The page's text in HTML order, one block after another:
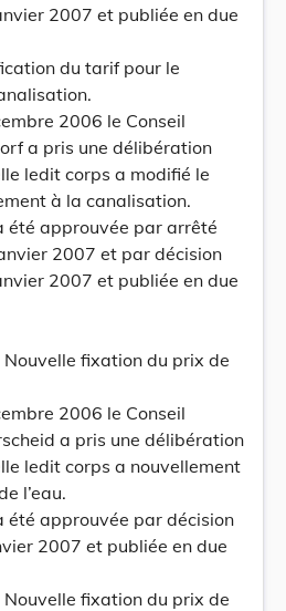
2007 et publiée en due
du tarif pour le
2006 le Conseil
a pris une délibération
ledit corps a modifié le
à la canalisation.
été approuvée par arrêté
2007 et par décision
2007 et publiée en due
Nouvelle fixation du prix de
2006 le Conseil
a pris une délibération
ledit corps a nouvellement
l’eau.
approuvée par décision
2007 et publiée en due
Nouvelle fixation du prix de